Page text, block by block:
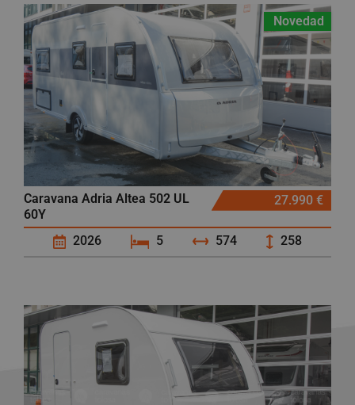
Novedad
Caravana Adria Altea 502 UL
60Y
27.990 €
2026 5 574 258